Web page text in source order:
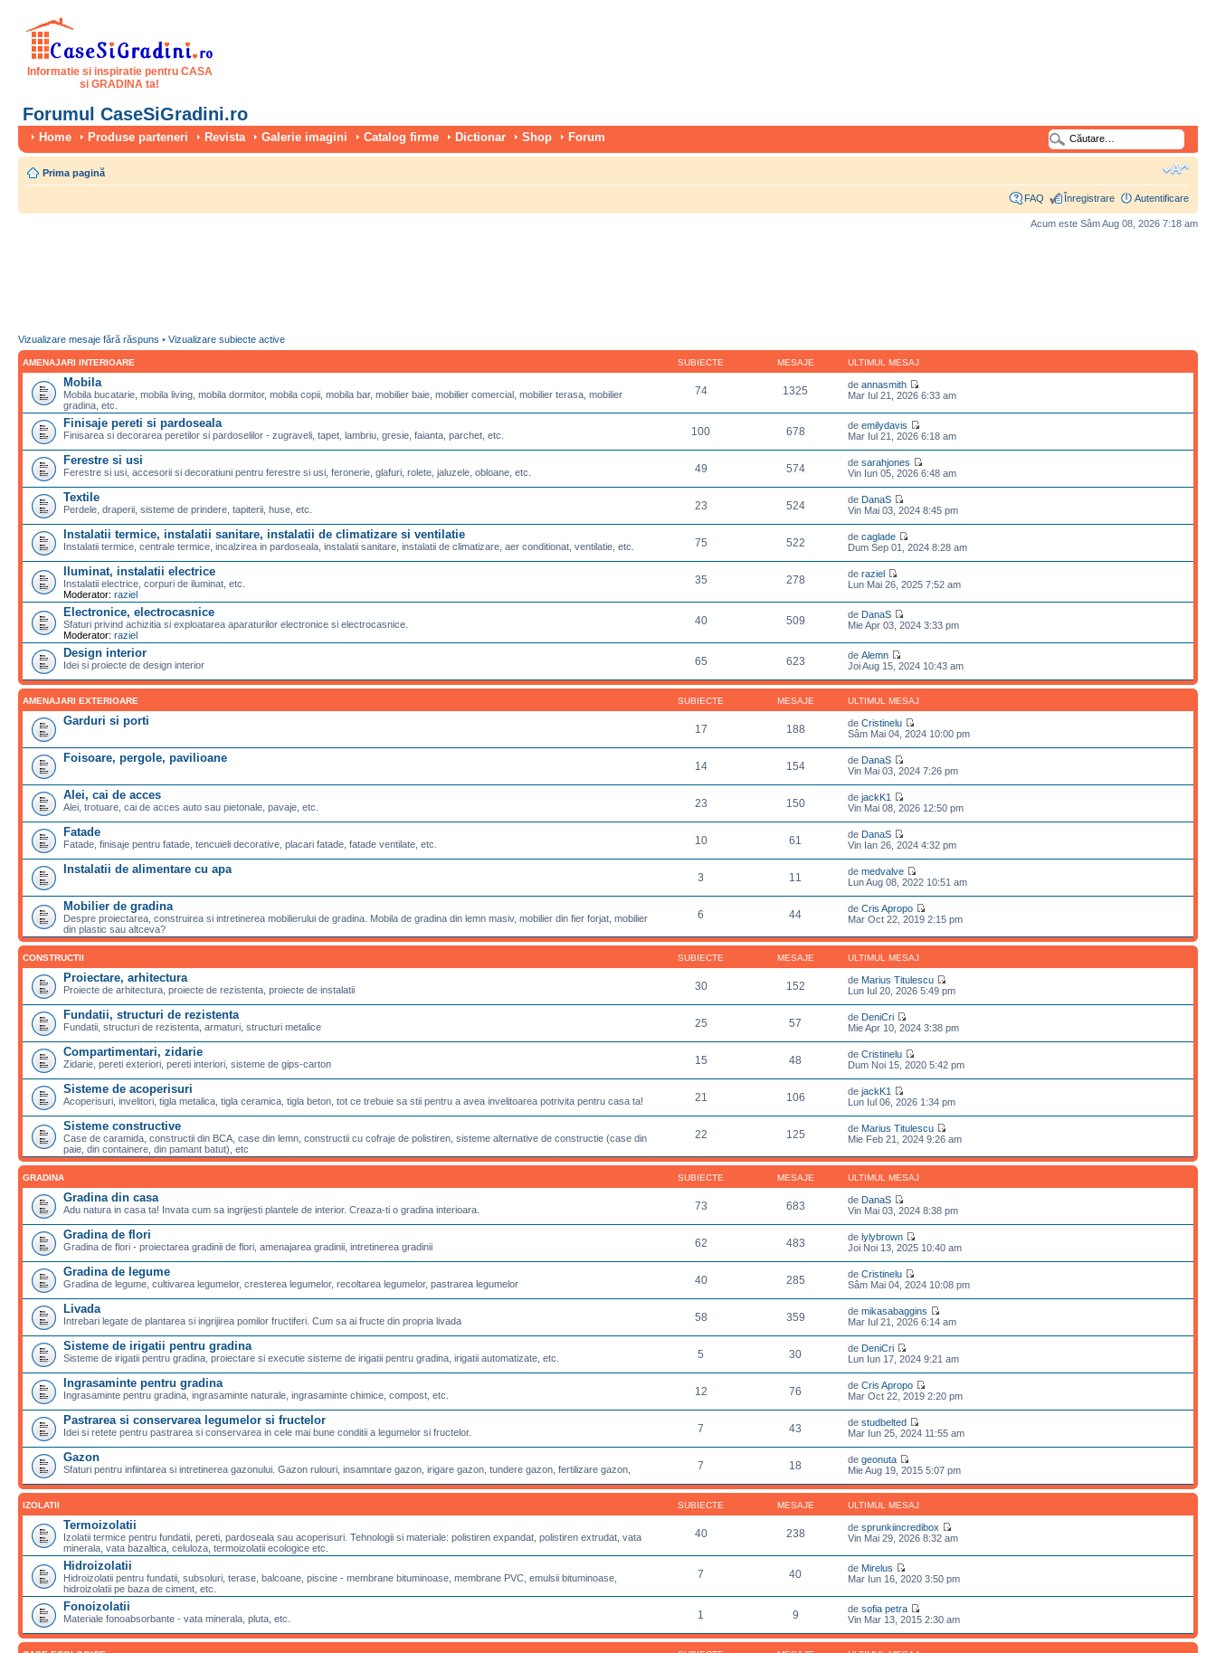
Informatie si inspiratie pentru CASA
si GRADINA ta!
Forumul CaseSiGradini.ro
Home Produse parteneri Revista Galerie imagini Catalog firme Dictionar Shop Forum
Prima pagină
FAQ Înregistrare Autentificare
Acum este Sâm Aug 08, 2026 7:18 am
Vizualizare mesaje fără răspuns • Vizualizare subiecte active
AMENAJARI INTERIOARE SUBIECTE MESAJE ULTIMUL MESAJ
Mobila
Mobila bucatarie, mobila living, mobila dormitor, mobila copii, mobila bar, mobilier baie, mobilier comercial, mobilier terasa, mobilier
gradina, etc.
74 1325 deannasmith
Mar Iul 21, 2026 6:33 am
Finisaje pereti si pardoseala
Finisarea si decorarea peretilor si pardoselilor - zugraveli, tapet, lambriu, gresie, faianta, parchet, etc. 100 678 deemilydavis
Mar Iul 21, 2026 6:18 am
Ferestre si usi
Ferestre si usi, accesorii si decoratiuni pentru ferestre si usi, feronerie, glafuri, rolete, jaluzele, obloane, etc. 49 574 desarahjones
Vin Iun 05, 2026 6:48 am
Textile
Perdele, draperii, sisteme de prindere, tapiterii, huse, etc. 23 524 de DanaS
Vin Mai 03, 2024 8:45 pm
Instalatii termice, instalatii sanitare, instalatii de climatizare si ventilatie
Instalatii termice, centrale termice, incalzirea in pardoseala, instalatii sanitare, instalatii de climatizare, aer conditionat, ventilatie, etc. 75 522 decaglade
Dum Sep 01, 2024 8:28 am
Iluminat, instalatii electrice
Instalatii electrice, corpuri de iluminat, etc.
Moderator: raziel
35 278 deraziel
Lun Mai 26, 2025 7:52 am
Electronice, electrocasnice
Sfaturi privind achizitia si exploatarea aparaturilor electronice si electrocasnice.
Moderator: raziel
40 509 de DanaS
Mie Apr 03, 2024 3:33 pm
Design interior
Idei si proiecte de design interior 65 623 deAlemn
Joi Aug 15, 2024 10:43 am
AMENAJARI EXTERIOARE SUBIECTE MESAJE ULTIMUL MESAJ
Garduri si porti
17 188 deCristinelu
Sâm Mai 04, 2024 10:00 pm
Foisoare, pergole, pavilioane
14 154 de DanaS
Vin Mai 03, 2024 7:26 pm
Alei, cai de acces
Alei, trotuare, cai de acces auto sau pietonale, pavaje, etc. 23 150 dejackK1
Vin Mai 08, 2026 12:50 pm
Fatade
Fatade, finisaje pentru fatade, tencuieli decorative, placari fatade, fatade ventilate, etc. 10 61 de DanaS
Vin Ian 26, 2024 4:32 pm
Instalatii de alimentare cu apa
3 11 demedvalve
Lun Aug 08, 2022 10:51 am
Mobilier de gradina
Despre proiectarea, construirea si intretinerea mobilierului de gradina. Mobila de gradina din lemn masiv, mobilier din fier forjat, mobilier
din plastic sau altceva?
6 44 deCris Apropo
Mar Oct 22, 2019 2:15 pm
CONSTRUCTII SUBIECTE MESAJE ULTIMUL MESAJ
Proiectare, arhitectura
Proiecte de arhitectura, proiecte de rezistenta, proiecte de instalatii 30 152 de Marius Titulescu
Lun Iul 20, 2026 5:49 pm
Fundatii, structuri de rezistenta
Fundatii, structuri de rezistenta, armaturi, structuri metalice 25 57 de DeniCri
Mie Apr 10, 2024 3:38 pm
Compartimentari, zidarie
Zidarie, pereti exteriori, pereti interiori, sisteme de gips-carton 15 48 deCristinelu
Dum Noi 15, 2020 5:42 pm
Sisteme de acoperisuri
Acoperisuri, invelitori, tigla metalica, tigla ceramica, tigla beton, tot ce trebuie sa stii pentru a avea invelitoarea potrivita pentru casa ta! 21 106 dejackK1
Lun Iul 06, 2026 1:34 pm
Sisteme constructive
Case de caramida, constructii din BCA, case din lemn, constructii cu cofraje de polistiren, sisteme alternative de constructie (case din
paie, din containere, din pamant batut), etc
22 125 de Marius Titulescu
Mie Feb 21, 2024 9:26 am
GRADINA SUBIECTE MESAJE ULTIMUL MESAJ
Gradina din casa
Adu natura in casa ta! Invata cum sa ingrijesti plantele de interior. Creaza-ti o gradina interioara. 73 683 de DanaS
Vin Mai 03, 2024 8:38 pm
Gradina de flori
Gradina de flori - proiectarea gradinii de flori, amenajarea gradinii, intretinerea gradinii 62 483 delylybrown
Joi Noi 13, 2025 10:40 am
Gradina de legume
Gradina de legume, cultivarea legumelor, cresterea legumelor, recoltarea legumelor, pastrarea legumelor 40 285 deCristinelu
Sâm Mai 04, 2024 10:08 pm
Livada
Intrebari legate de plantarea si ingrijirea pomilor fructiferi. Cum sa ai fructe din propria livada 58 359 demikasabaggins
Mar Iul 21, 2026 6:14 am
Sisteme de irigatii pentru gradina
Sisteme de irigatii pentru gradina, proiectare si executie sisteme de irigatii pentru gradina, irigatii automatizate, etc. 5 30 de DeniCri
Lun Iun 17, 2024 9:21 am
Ingrasaminte pentru gradina
Ingrasaminte pentru gradina, ingrasaminte naturale, ingrasaminte chimice, compost, etc. 12 76 deCris Apropo
Mar Oct 22, 2019 2:20 pm
Pastrarea si conservarea legumelor si fructelor
Idei si retete pentru pastrarea si conservarea in cele mai bune conditii a legumelor si fructelor. 7 43 destudbelted
Mar Iun 25, 2024 11:55 am
Gazon
Sfaturi pentru infiintarea si intretinerea gazonului. Gazon rulouri, insamntare gazon, irigare gazon, tundere gazon, fertilizare gazon, 7 18 degeonuta
Mie Aug 19, 2015 5:07 pm
IZOLATII SUBIECTE MESAJE ULTIMUL MESAJ
Termoizolatii
Izolatii termice pentru fundatii, pereti, pardoseala sau acoperisuri. Tehnologii si materiale: polistiren expandat, polistiren extrudat, vata
minerala, vata bazaltica, celuloza, termoizolatii ecologice etc.
40 238 desprunkiincredibox
Vin Mai 29, 2026 8:32 am
Hidroizolatii
Hidroizolatii pentru fundatii, subsoluri, terase, balcoane, piscine - membrane bituminoase, membrane PVC, emulsii bituminoase,
hidroizolatii pe baza de ciment, etc.
7 40 de Mirelus
Mar Iun 16, 2020 3:50 pm
Fonoizolatii
Materiale fonoabsorbante - vata minerala, pluta, etc. 1 9 desofia petra
Vin Mar 13, 2015 2:30 am